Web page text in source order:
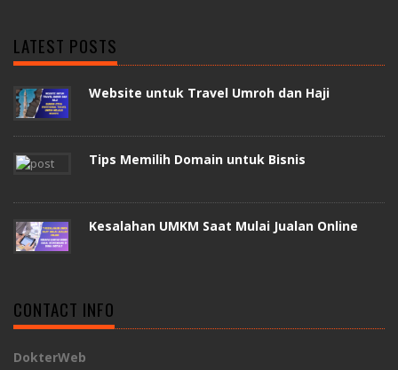
LATEST POSTS
Website untuk Travel Umroh dan Haji
Tips Memilih Domain untuk Bisnis
Kesalahan UMKM Saat Mulai Jualan Online
CONTACT INFO
DokterWeb